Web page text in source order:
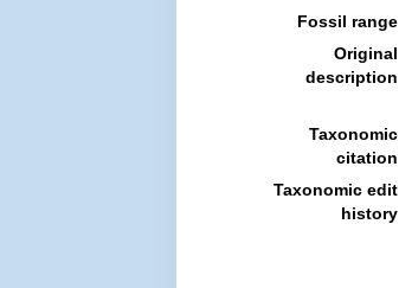
Fossil range
Original
description
Taxonomic
citation
Taxonomic edit
history